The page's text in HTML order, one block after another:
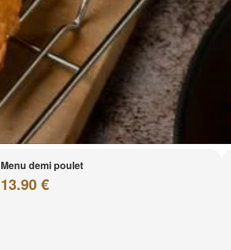
Menu demi poulet
13.90 €